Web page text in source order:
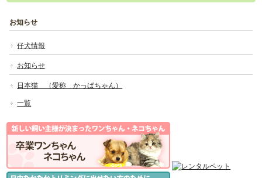
お知らせ
仔犬情報
お知らせ
日本猫 （愛称 かっぱちゃん）
一覧